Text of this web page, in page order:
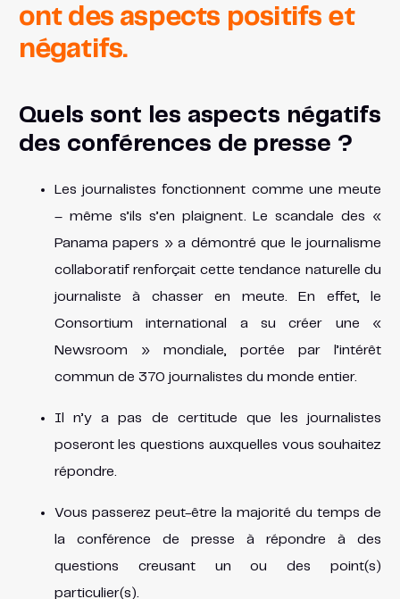
ont des aspects positifs et
négatifs.
Quels sont les aspects négatifs
des conférences de presse ?
Les journalistes fonctionnent comme une meute
– même s’ils s’en plaignent. Le scandale des «
Panama papers » a démontré que le journalisme
collaboratif renforçait cette tendance naturelle du
journaliste à chasser en meute. En effet, le
Consortium international a su créer une «
Newsroom » mondiale, portée par l’intérêt
commun de 370 journalistes du monde entier.
Il n’y a pas de certitude que les journalistes
poseront les questions auxquelles vous souhaitez
répondre.
Vous passerez peut-être la majorité du temps de
la conférence de presse à répondre à des
questions creusant un ou des point(s)
particulier(s).